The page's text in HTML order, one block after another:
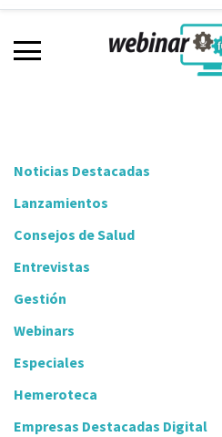
Noticias Destacadas
Lanzamientos
Consejos de Salud
Entrevistas
Gestión
Webinars
Especiales
Hemeroteca
Empresas Destacadas Digital